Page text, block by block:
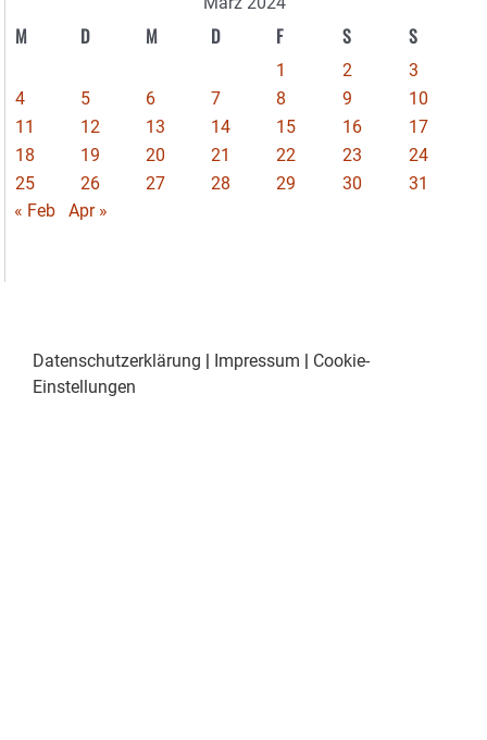
M D M D F S S
1 2
3
4
5 6 7 8 9
10
11
12 13 14 15 16
17
18
19 20 21 22 23
24
25
26 27 28 29 30
31
« Feb
Apr »
Datenschutzerklärung Impressum
Cookie-
Einstellungen